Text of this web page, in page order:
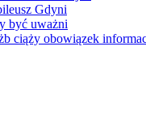
Gdyni
być uważni
ciąży obowiązek